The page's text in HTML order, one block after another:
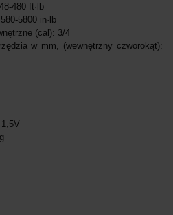
480 ft·lb
5800 in·lb
(cal): 3/4
w mm, (wewnętrzny czworokąt):